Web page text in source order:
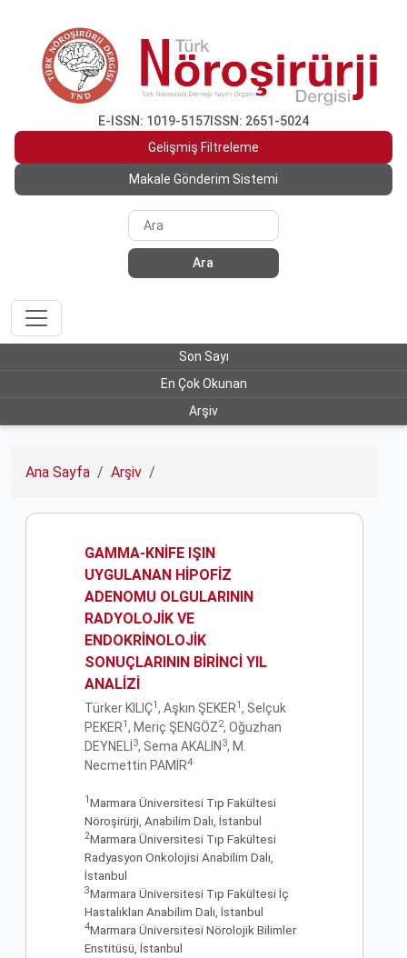
E-ISSN: 1019-5157 ISSN: 2651-5024
Gelişmiş Filtreleme
Makale Gönderim Sistemi
Ara
Son Sayı
En Çok Okunan
Arşiv
Ana Sayfa Arşiv
GAMMA-KNİFE IŞIN
UYGULANAN HİPOFİZ
ADENOMU OLGULARININ
RADYOLOJİK VE
ENDOKRİNOLOJİK
SONUÇLARININ BİRİNCİ YIL
ANALİZİ
Türker KILIÇ1 , Aşkın ŞEKER1 , Selçuk
PEKER1 , Meriç ŞENGÖZ2, Oğuzhan
DEYNELİ 3, Sema AKALIN 3, M.
Necmettin PAMİR4
1 Marmara Üniversitesi Tıp Fakültesi
Nöroşirürji, Anabilim Dalı, İstanbul
2Marmara Üniversitesi Tıp Fakültesi
Radyasyon Onkolojisi Anabilim Dalı,
İstanbul
3Marmara Üniversitesi Tıp Fakültesi İç
Hastalıkları Anabilim Dalı, İstanbul
4Marmara Üniversitesi Nörolojik Bilimler
Enstitüsü, İstanbul